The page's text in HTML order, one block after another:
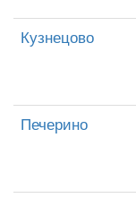
Кузнецово
Печерино